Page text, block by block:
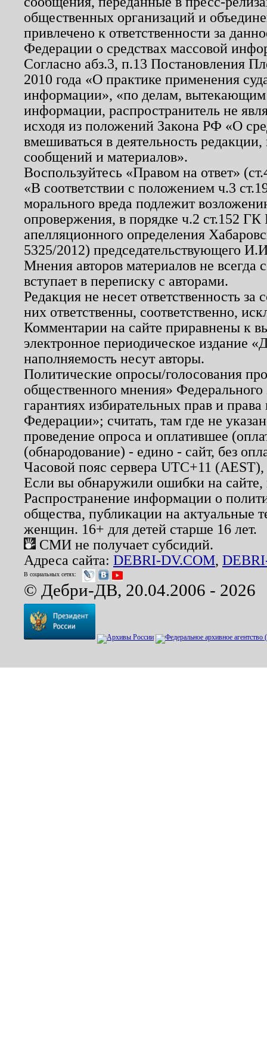
общественных организаций и
привлечено к ответственности за
Федерации о средствах массовой
Согласно абз.3, п.13 Постановления
2010 года «О практике применения
информации», «по делам, вытекающим
информации, распространитель не
исходя из положений Закона РФ «О
вмешиваться в деятельность
сообщений и материалов».
Воспользуйтесь «Правом на ответ»
«В соответствии с положением ч.3
морального вреда подлежит
опровержения, в порядке ч.2 ст.152
апелляционного определения
5325/2012) председательствующего
Мнения авторов материалов не
вступает в переписку с авторами.
Редакция не несет ответственность
них ответственны, соответственно,
Комментарии на сайте приравнены к
электронное периодическое издание
наполняемость несут авторы.
Политические опросы/голосования
общественного мнения»
гарантиях избирательных прав и
Федерации»; считать, там где не
проведение опроса и оплатившее
(обнародование) - едино - сайт, без
Часовой пояс сервера UTC+11
Если вы обнаружили ошибки на
Распространение информации о
общества, публикации на актуальные
женщин. 16+ для детей старше 16 лет.
СМИ не получает субсидий.
Адреса сайта: DEBRI-DV.COM,
В социальных сетях:
© Дебри-ДВ, 20.04.2006 - 2026